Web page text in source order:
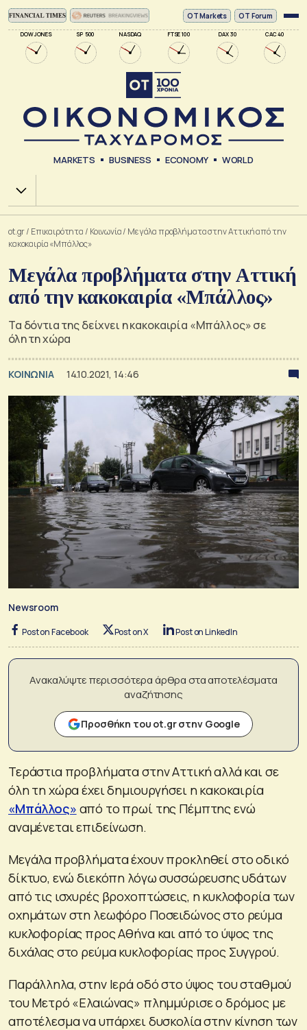
DOW JONES SP 500 NASDAQ FTSE 100 DAX 30 CAC 40
ΟΤ Markets OT Forum
MARKETS BUSINESS ECONOMY WORLD
Χ.Α.
ot.gr/ Επικαιρότητα / Κοινωνία/ Μεγάλα προβλήματα στην Αττική από την
κακοκαιρία «Μπάλλος»
Μεγάλα προβλήματα στην Αττική
από την κακοκαιρία «Μπάλλος»
Τα δόντια της δείχνει η κακοκαιρία «Μπάλλος» σε
όλη τη χώρα
ΚΟΙΝΩΝΙΑ 14.10.2021, 14:46
Newsroom
Post on Facebook Post on X Post on LinkedIn
Ανακαλύψτε περισσότερα άρθρα στα αποτελέσματα
αναζήτησης
Προσθήκη του ot.gr στην Google
Τεράστια προβλήματα στην Αττική αλλά και σε
όλη τη χώρα έχει δημιουργήσει η κακοκαιρία
«Μπάλλος» από το πρωί της Πέμπτης ενώ
αναμένεται επιδείνωση.
Μεγάλα προβλήματα έχουν προκληθεί στο οδικό
δίκτυο, ενώ διεκόπη λόγω συσσώρευσης υδάτων
από τις ισχυρές βροχοπτώσεις, η κυκλοφορία των
οχημάτων στη λεωφόρο Ποσειδώνος στο ρεύμα
κυκλοφορίας προς Αθήνα και από το ύψος της
διχάλας στο ρεύμα κυκλοφορίας προς Συγγρού.
Παράλληλα, στην Ιερά οδό στο ύψος του σταθμού
του Μετρό «Ελαιώνας» πλημμύρισε ο δρόμος με
αποτέλεσμα να υπάρχει δυσκολία στην κίνηση των